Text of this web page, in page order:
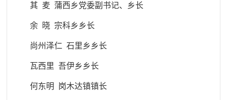
其 麦 蒲西乡党委副书记、乡长
余 晓 宗科乡乡长
尚州泽仁 石里乡乡长
瓦西里 吾伊乡乡长
何东明 岗木达镇镇长